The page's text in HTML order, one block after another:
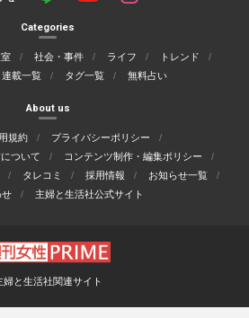
Categories
社会・事件 ライフ
トレンド
連載一覧 タグ一覧 無料占い
About us
規約
プライバシーポリシー
ついて
コンテンツ制作・編集ポリシー
タレコミ 採用情報
お知らせ一覧
せ
主婦と生活社公式サイト
婦と生活社関連サイト